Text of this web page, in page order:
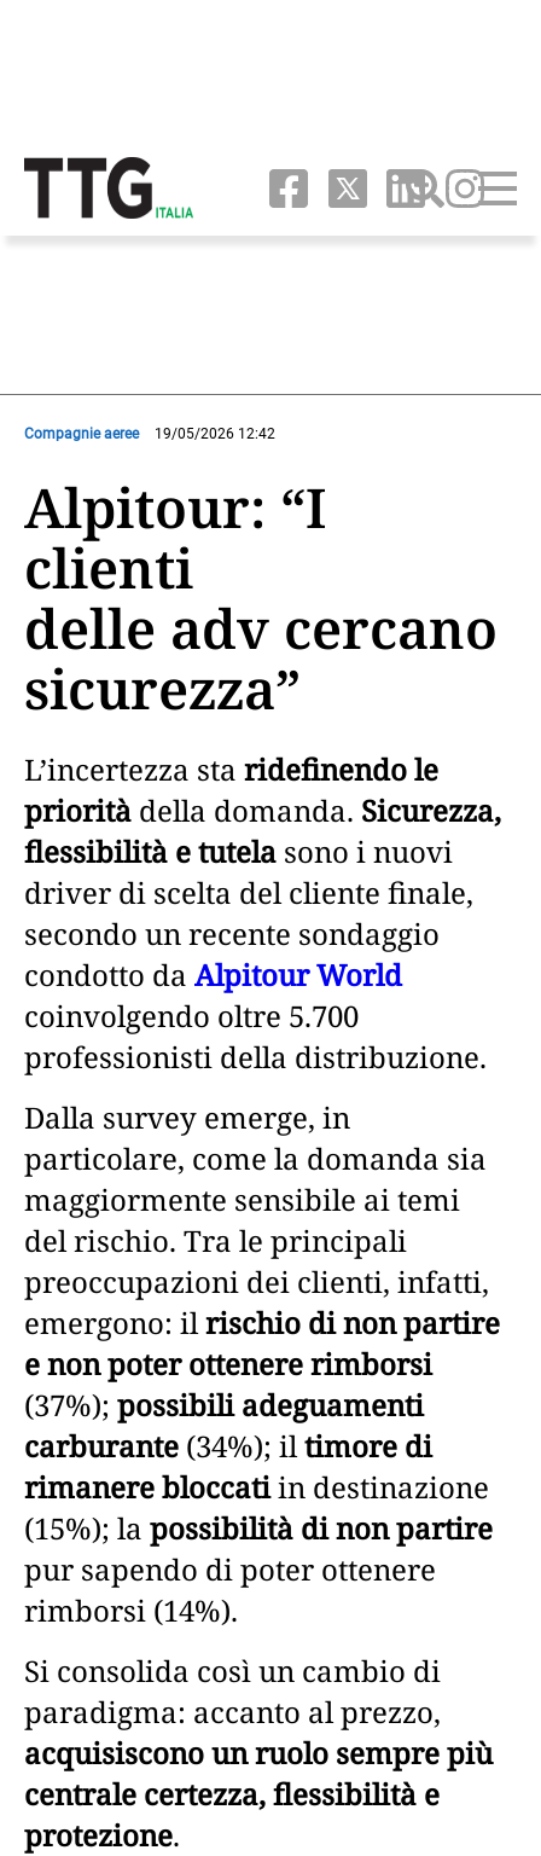
Compagnie aeree 19/05/2026 12:42
Alpitour: “I
clienti
delle adv cercano
sicurezza”
L’incertezza sta ridefinendo le
priorità della domanda. Sicurezza,
flessibilità e tutela sono i nuovi
driver di scelta del cliente finale,
secondo un recente sondaggio
condotto da Alpitour World
coinvolgendo oltre 5.700
professionisti della distribuzione.
Dalla survey emerge, in
particolare, come la domanda sia
maggiormente sensibile ai temi
del rischio. Tra le principali
preoccupazioni dei clienti, infatti,
emergono: ilrischio di non partire
e non poter ottenere rimborsi
(37%); possibili adeguamenti
carburante (34%); iltimore di
rimanere bloccatiin destinazione
(15%); la possibilità di non partire
pur sapendo di poter ottenere
rimborsi (14%).
Si consolida così un cambio di
paradigma: accanto al prezzo,
acquisiscono un ruolo sempre più
centrale certezza, flessibilità e
protezione.